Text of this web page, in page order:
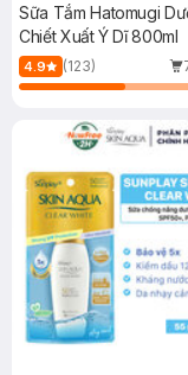
Sữa Tắm Hatomugi
Chiết Xuất Ý Dĩ 800ml
4.9 (123)